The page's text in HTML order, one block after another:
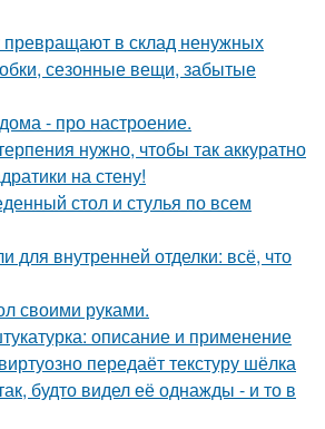
превращают в склад ненужных
сезонные вещи, забытые
- про настроение.
нужно, чтобы так аккуратно
на стену!
стол и стулья по всем
для внутренней отделки: всё, что
своими руками.
описание и применение
передаёт текстуру шёлка
будто видел её однажды - и то в